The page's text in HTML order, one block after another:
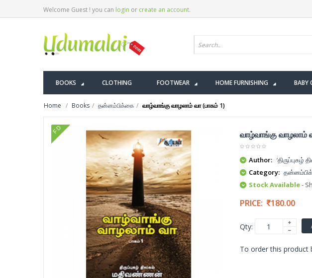
Welcome Guest ! you can login or create an account.
BOOKS CLOTHING FOOTWEAR HOME FURNISHING BABY
Home Books தன்னம்பிக்கை வாழ்வாங்கு வாழலாம் வா (பாகம் 1)
FD வாழ்வாங்கு வாழலாம்
Author:
Category:
Stock Available-
PRICE: 180.00
Qty:
To order this product